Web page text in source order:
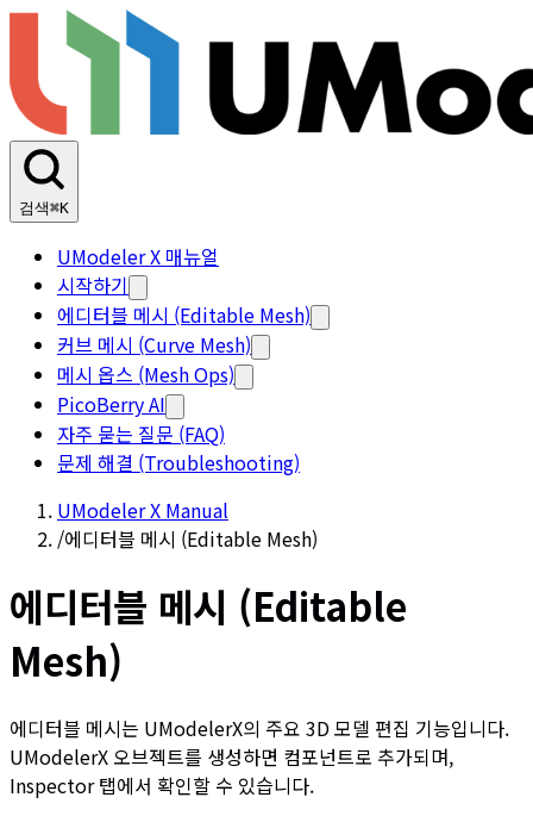
검색⌘K
UModeler X 매뉴얼
시작하기
에디터블 메시 (Editable Mesh)
커브 메시 (Curve Mesh)
메시 옵스 (Mesh Ops)
PicoBerry AI
자주 묻는 질문 (FAQ)
문제 해결 (Troubleshooting)
UModeler X Manual
/에디터블 메시 (Editable Mesh)
에디터블 메시 (Editable
Mesh)
에디터블 메시는 UModelerX의 주요 3D 모델 편집 기능입니다.
UModelerX 오브젝트를 생성하면 컴포넌트로 추가되며,
Inspector 탭에서 확인할 수 있습니다.